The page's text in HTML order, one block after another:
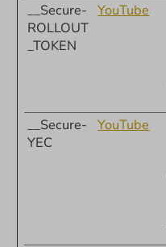
__Secure-
ROLLOUT
_TOKEN
YouTube
__Secure-
YEC
YouTube